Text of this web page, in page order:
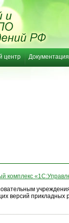
центр Документация
комплекс
версий прикладных